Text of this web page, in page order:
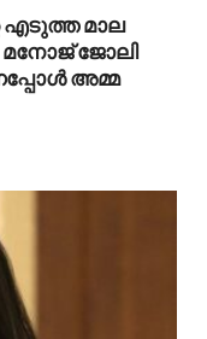
എടുത്ത മാല
​മനോജ് ജോലി
അമ്മ